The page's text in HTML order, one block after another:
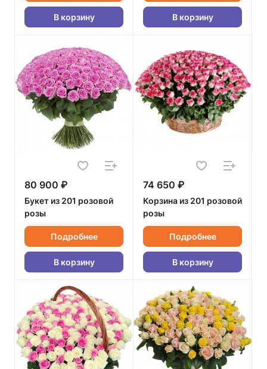
В корзину В корзину
80 900 ₽
Букет из 201 розовой
розы
Подробнее
В корзину
74 650 ₽
Корзина из 201 розовой
розы
Подробнее
В корзину